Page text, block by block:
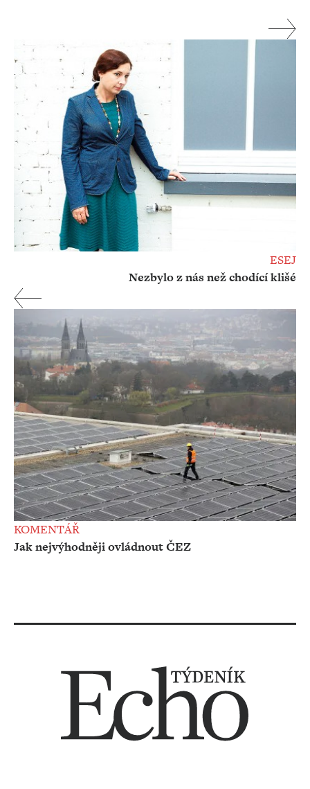
ESEJ
Nezbylo z nás než chodící klišé
KOMENTÁŘ
Jak nejvýhodněji ovládnout ČEZ